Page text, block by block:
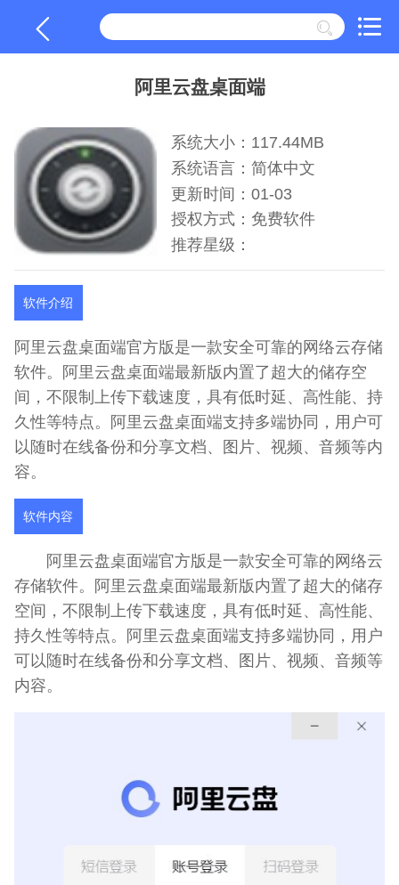
阿里云盘桌面端
系统大小：117.44MB
系统语言：简体中文
更新时间：01-03
授权方式：免费软件
推荐星级：
软件介绍
阿里云盘桌面端官方版是一款安全可靠的网络云存储
软件。阿里云盘桌面端最新版内置了超大的储存空
间，不限制上传下载速度，具有低时延、高性能、持
久性等特点。阿里云盘桌面端支持多端协同，用户可
以随时在线备份和分享文档、图片、视频、音频等内
容。
软件内容
阿里云盘桌面端官方版是一款安全可靠的网络云
存储软件。阿里云盘桌面端最新版内置了超大的储存
空间，不限制上传下载速度，具有低时延、高性能、
持久性等特点。阿里云盘桌面端支持多端协同，用户
可以随时在线备份和分享文档、图片、视频、音频等
内容。